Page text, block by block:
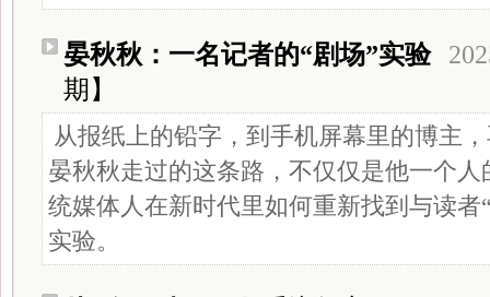
晏秋秋：一名记者的“剧场”实验
期】
从报纸上的铅字，到手机屏幕里的博主
晏秋秋走过的这条路，不仅仅是他一个
统媒体人在新时代里如何重新找到与读者
实验。